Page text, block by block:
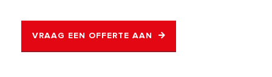
VRAAG EEN OFFERTE AAN